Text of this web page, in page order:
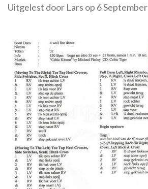
Uitgelest door Lars op 6 September